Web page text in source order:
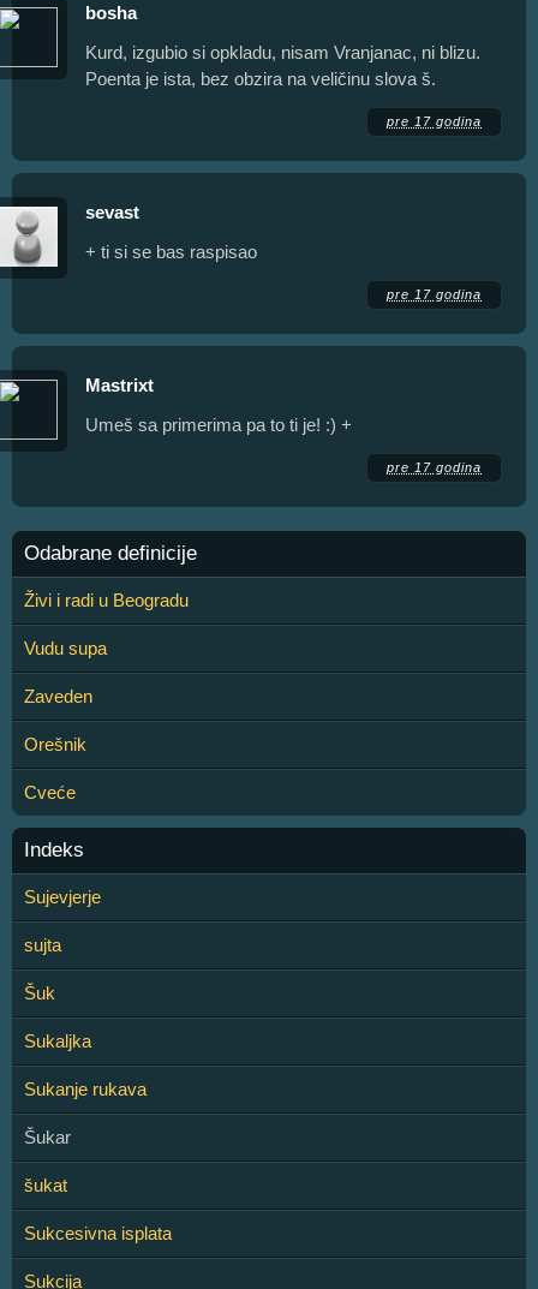
bosha
Kurd, izgubio si opkladu, nisam Vranjanac, ni blizu.
Poenta je ista, bez obzira na veličinu slova š.
pre 17 godina
sevast
+ ti si se bas raspisao
pre 17 godina
Mastrixt
Umeš sa primerima pa to ti je! :) +
pre 17 godina
Odabrane definicije
Živi i radi u Beogradu
Vudu supa
Zaveden
Orešnik
Cveće
Indeks
Sujevjerje
sujta
Šuk
Sukaljka
Sukanje rukava
Šukar
šukat
Sukcesivna isplata
Sukcija